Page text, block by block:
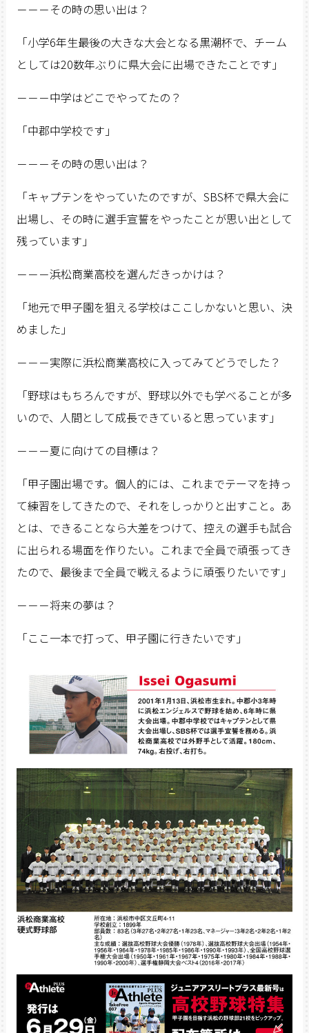
－－－その時の思い出は？
「小学6年生最後の大きな大会となる黒潮杯で、チーム
としては20数年ぶりに県大会に出場できたことです」
－－－中学はどこでやってたの？
「中郡中学校です」
－－－その時の思い出は？
「キャプテンをやっていたのですが、SBS杯で県大会に
出場し、その時に選手宣誓をやったことが思い出として
残っています」
－－－浜松商業高校を選んだきっかけは？
「地元で甲子園を狙える学校はここしかないと思い、決
めました」
－－－実際に浜松商業高校に入ってみてどうでした？
「野球はもちろんですが、野球以外でも学べることが多
いので、人間として成長できていると思っています」
－－－夏に向けての目標は？
「甲子園出場です。個人的には、これまでテーマを持っ
て練習をしてきたので、それをしっかりと出すこと。あ
とは、できることなら大差をつけて、控えの選手も試合
に出られる場面を作りたい。これまで全員で頑張ってき
たので、最後まで全員で戦えるように頑張りたいです」
－－－将来の夢は？
「ここ一本で打って、甲子園に行きたいです」